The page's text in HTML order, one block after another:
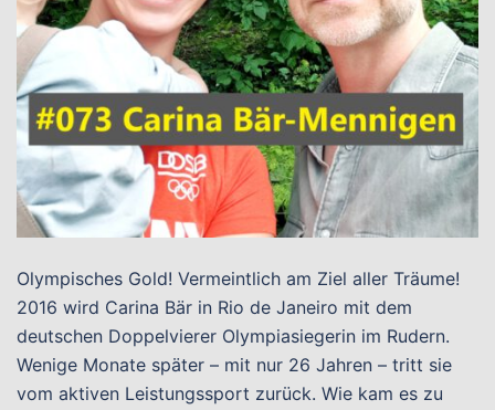
Olympisches Gold! Vermeintlich am Ziel aller Träume!
2016 wird Carina Bär in Rio de Janeiro mit dem
deutschen Doppelvierer Olympiasiegerin im Rudern.
Wenige Monate später – mit nur 26 Jahren – tritt sie
vom aktiven Leistungssport zurück. Wie kam es zu